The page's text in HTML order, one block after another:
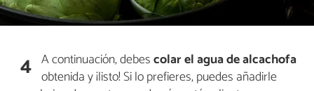
4 A continuación, debescolar el agua de alcachofa
obtenida y ¡listo! Si lo prefieres, puedes añadirle